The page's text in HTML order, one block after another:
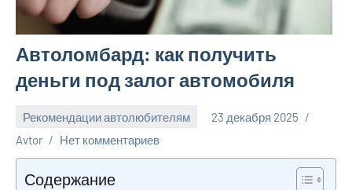
Автоломбард: как получить
деньги под залог автомобиля
Рекомендации автолюбителям
23 декабря 2025
Avtor
Нет комментариев
Содержание